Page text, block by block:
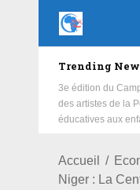
Trending
Education : la
écoles primaire et
Aboubacar
Accueil
Niger : La